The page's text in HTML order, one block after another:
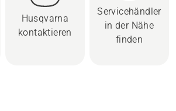
Husqvarna
kontaktieren
Servicehändler
in der Nähe
finden